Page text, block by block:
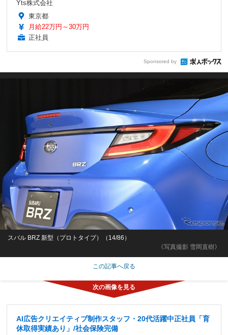
Yts株式会社
東京都
月給22万円～30万円
正社員
Sponsored by
《写真撮影 雪岡直樹》
スバル BRZ 新型（プロトタイプ）（14/86）
この記事へ戻る
AI広告クリエイティブ制作スタッフ・20代活躍中正社員「育
休取得実績あり」/社会保険完備